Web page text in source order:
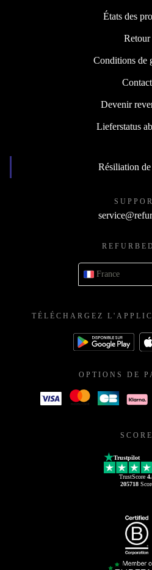
États des
Retour
Conditions de
Contact
Devenir
Lieferstatus
Résiliation
France
TÉLÉCHARGEZ
OPTIONS DE
SCORE
Trustpilot
TrustScore
205718